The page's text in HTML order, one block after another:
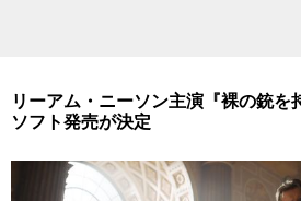
リーアム・ニーソン主演『裸の銃を
ソフト発売が決定